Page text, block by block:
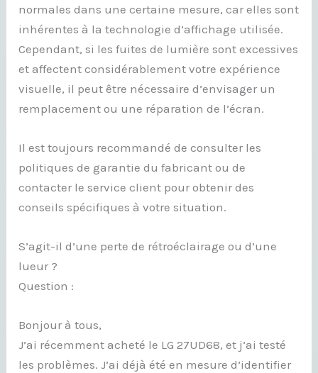
normales dans une certaine mesure, car elles sont
inhérentes à la technologie d’affichage utilisée.
Cependant, si les fuites de lumière sont excessives
et affectent considérablement votre expérience
visuelle, il peut être nécessaire d’envisager un
remplacement ou une réparation de l’écran.
Il est toujours recommandé de consulter les
politiques de garantie du fabricant ou de
contacter le service client pour obtenir des
conseils spécifiques à votre situation.
S’agit-il d’une perte de rétroéclairage ou d’une
lueur ?
Question :
Bonjour à tous,
J’ai récemment acheté le LG 27UD68, et j’ai testé
les problèmes. J’ai déjà été en mesure d’identifier